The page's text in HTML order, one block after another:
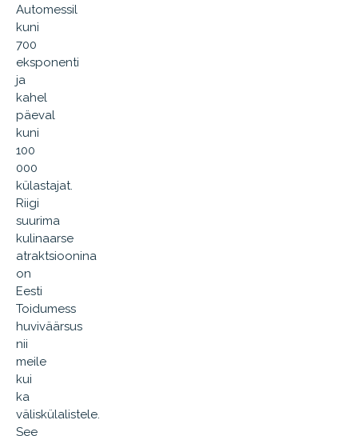
Automessil
kuni
700
eksponenti
ja
kahel
päeval
kuni
100
000
külastajat.
Riigi
suurima
kulinaarse
atraktsioonina
on
Eesti
Toidumess
huviväärsus
nii
meile
kui
ka
väliskülalistele.
See